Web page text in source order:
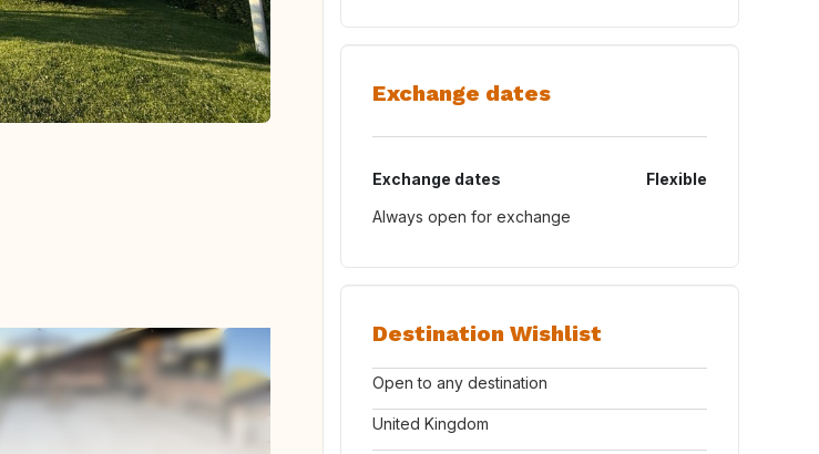
Exchange dates
Exchange dates
Flexible
Always open for exchange
Destination Wishlist
Open to any destination
United Kingdom